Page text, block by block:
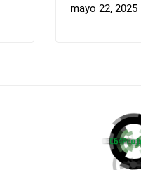
mayo 22, 2025